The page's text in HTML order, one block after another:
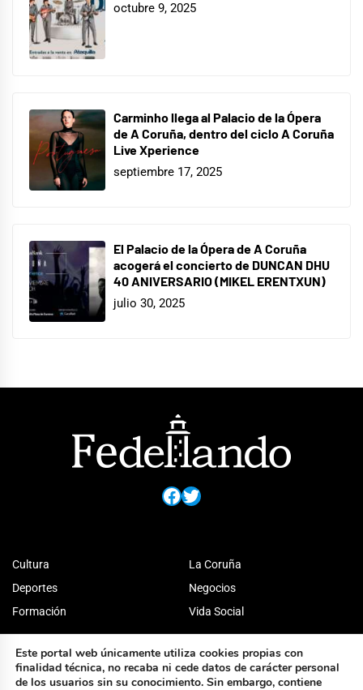
octubre 9, 2025
Carminho llega al Palacio de la Ópera
de A Coruña, dentro del ciclo A Coruña
Live Xperience
septiembre 17, 2025
El Palacio de la Ópera de A Coruña
acogerá el concierto de DUNCAN DHU
40 ANIVERSARIO (MIKEL ERENTXUN)
julio 30, 2025
Facebook
Twitter
Cultura
Deportes
Formación
La Coruña
Negocios
Vida Social
Este portal web únicamente utiliza cookies propias con
finalidad técnica, no recaba ni cede datos de carácter personal
de los usuarios sin su conocimiento. Sin embargo, contiene